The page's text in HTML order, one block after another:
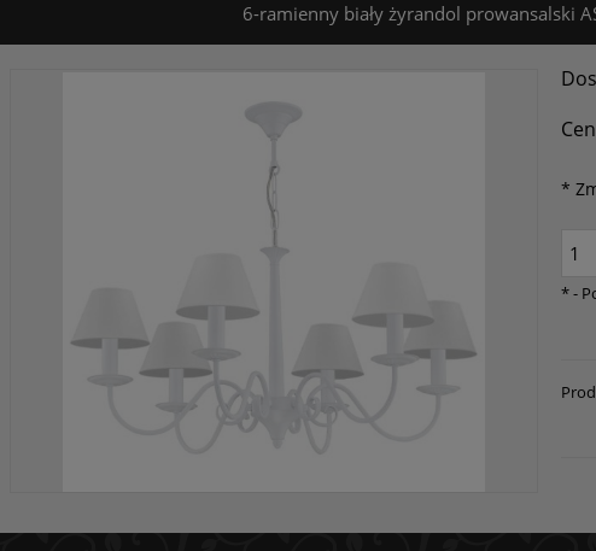
6-ramienny biały żyrandol prowansalski
*
*-